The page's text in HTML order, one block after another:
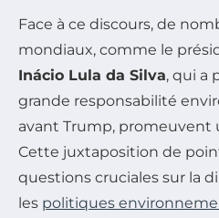
Face à ce discours, de
mondiaux, comme le
Inácio Lula da Silva, qui a
grande responsabilité
avant Trump, promeuvent
Cette juxtaposition de
questions cruciales sur la
les politiques